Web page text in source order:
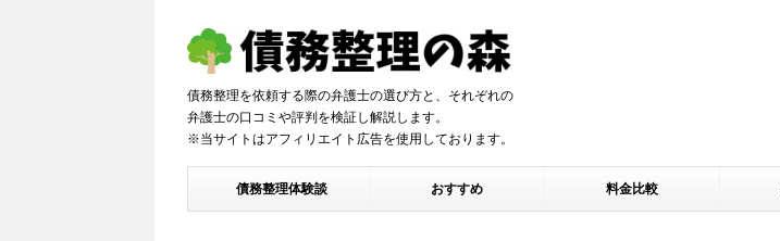
債務整理を依頼する際の弁護士の選び方と、それぞれの
弁護士の口コミや評判を検証し解説します。
※当サイトはアフィリエイト広告を使用しております。
債務整理体験談 おすすめ 料金比較